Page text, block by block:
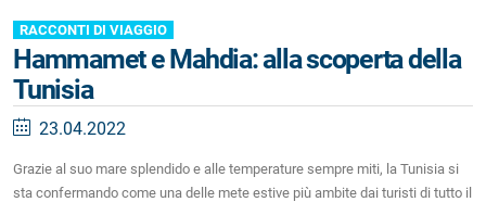
RACCONTI DI VIAGGIO
Hammamet e Mahdia: alla scoperta della
Tunisia
23.04.2022
Grazie al suo mare splendido e alle temperature sempre miti, la Tunisia si
sta confermando come una delle mete estive più ambite dai turisti di tutto il